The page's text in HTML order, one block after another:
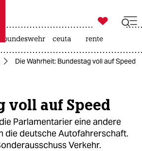
taz zahl ich
zahl ich

taz zahl ich
bundeswehr ceuta rente
Die Wahrheit: Bundestag voll auf Speed
voll auf Speed
Parlamentarier eine andere
die deutsche Autofahrerschaft.
Verkehr.